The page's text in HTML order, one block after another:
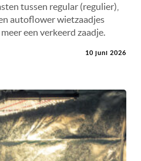
tussen regular (regulier),
autoflower wietzaadjes
een verkeerd zaadje.
10 juni 2026